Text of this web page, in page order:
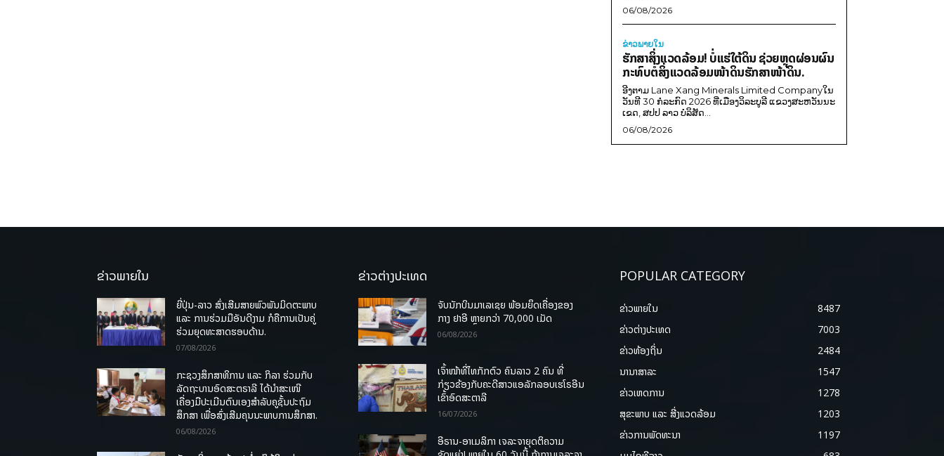
06/08/2026
ຂ່າວພາຍ​ໃນ
ຮັກສາສິ່ງແວດລ້ອມ! ບໍ່ແຮ່ໃຕ້ດິນ ຊ່ວຍຫຼຸດຜ່ອນຜົນ
ກະທົບຕໍ່ສິ່ງແວດລ້ອມໜ້າດິນຮັກສາໜ້າດິນ.
ອີງຕາມ Lane Xang Minerals Limited Companyໃນ
ວັນທີ 30 ກໍລະກົດ 2026 ທີ່ເມືອງວິລະບູລີ ແຂວງສະຫວັນນະ
ເຂດ, ສປປ ລາວ ບໍລິສັດ...
06/08/2026
ຂ່າວພາຍໃນ
ຍີ່ປຸ່ນ-ລາວ ສົ່ງເສີມສາຍພົວພັນມິດຕະພາບ
ແລະ ການຮ່ວມມືອັນດີງາມ ກໍຄືການເປັນຄູ່
ຮ່ວມຍຸດທະສາດຮອບດ້ານ.
07/08/2026
ກະຊວງສຶກສາທິການ ແລະ ກິລາ ຮ່ວມກັບ
ລັດຖະບານອົດສະຕຣາລີ ໄດ້ນຳສະເໜີ
ເຄື່ອງມືປະເມີນຕົນເອງສຳລັບຄູຊັ້ນປະຖົມ
ສຶກສາ ເພື່ອສົ່ງເສີມຄຸນນະພາບການສຶກສາ.
06/08/2026
ຂ່າວຕ່າງປະເທດ
ຈັບນັກບິນມາເລເຊຍ ພ້ອມຍຶດເຄື່ອງຂອງ
ກາງ ຢາອີ ຫຼາຍກວ່າ 70,000 ເມັດ
06/08/2026
ເຈົ້າໜ້າທີ່ໄທກັກຕົວ ຄົນລາວ 2 ຄົນ ທີ່
ກ່ຽວຂ້ອງກັບຄະດີສາວແອລັກລອບເຮໂຣອີນ
ເຂົ້າອົດສະຕາລີ
16/07/2026
ອີຣານ-ອາເມລິກາ ເຈລະຈາຍຸດຕິຄວາມ
POPULAR CATEGORY
ຂ່າວພາຍ​ໃນ
8487
ຂ່າວຕ່າງປະເທດ
7003
ຂ່າວທ້ອງຖິ່ນ
2484
ນານາສາລະ
1547
ຂ່າວເຫດການ
1278
ສຸຂະພາບ ແລະ ສີ່ງແວດລ້ອມ
1203
ຂ່າວການພັດທະນາ
1197